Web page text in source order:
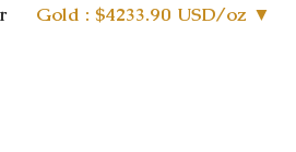
Gold : $4233.90 USD/oz ▼